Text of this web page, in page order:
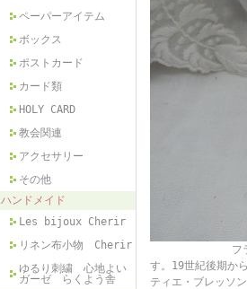
ペーパーアイテム
ボックス
ポストカード
カード類
HOLY CARD
教会関連
アクセサリー
その他
ハンドメイド
Les bijoux Cherir
リネン布小物 Cherir
ゆるり刺繍 心地よい
ガーゼ らくよう舎
フランスから届
す。19世紀後期か
ティエ・ブレッソ